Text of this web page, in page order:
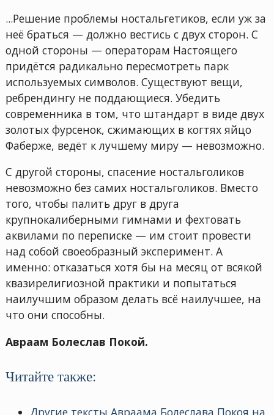
...Решение проблемы ностальгетиков, если уж за
неё браться — должно вестись с двух сторон. С
одной стороны — операторам Настоящего
придётся радикально пересмотреть парк
используемых символов. Существуют вещи,
ребрендингу не поддающиеся. Убедить
современника в том, что штандарт в виде двух
золотых фурсенок, сжимающих в когтях яйцо
Фаберже, ведёт к лучшему миру — невозможно.
С другой стороны, спасение ностальголиков
невозможно без самих ностальголиков. Вместо
того, чтобы палить друг в друга
крупнокалиберными гимнами и фехтовать
аквилами по переписке — им стоит провести
над собой своеобразный эксперимент. А
именно: отказаться хотя бы на месяц от всякой
квазирелигиозной практики и попытаться
наилучшим образом делать всё наилучшее, на
что они способны.
Авраам Болеслав Покой.
Читайте также: